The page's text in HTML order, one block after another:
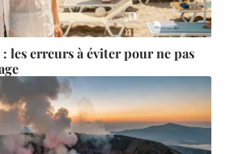
les erreurs à éviter pour ne pas